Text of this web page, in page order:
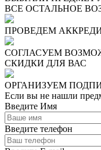
ВСЕ ОСТАЛЬНОЕ
ПРОВЕДЕМ
СОГЛАСУЕМ
СКИДКИ ДЛЯ ВАС
ОРГАНИЗУЕМ
Если вы не нашли
Введите Имя
Введите телефон